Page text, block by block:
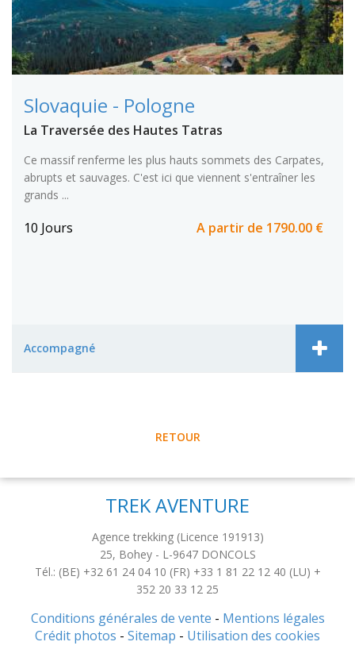
Slovaquie - Pologne
La Traversée des Hautes Tatras
Ce massif renferme les plus hauts sommets des Carpates,
abrupts et sauvages. C'est ici que viennent s'entraîner les
grands ...
10 Jours A partir de 1790.00 €
Accompagné
RETOUR
TREK AVENTURE
Agence trekking (Licence 191913)
25, Bohey- L-9647 DONCOLS
Tél.: (BE) +32 61 24 04 10 (FR) +33 1 81 22 12 40 (LU) +
352 20 33 12 25
Conditions générales de vente - Mentions légales
Crédit photos - Sitemap - Utilisation des cookies